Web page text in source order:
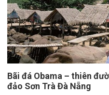
Bãi đá Obama – thiên
đảo Sơn Trà Đà Nẵng